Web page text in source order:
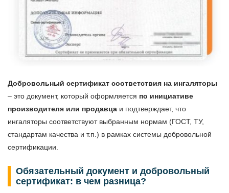
Добровольный сертификат соответствия на ингаляторы
– это документ, который оформляется по инициативе
производителя или продавца и подтверждает, что
ингаляторы соответствуют выбранным нормам (ГОСТ, ТУ,
стандартам качества и т.п.) в рамках системы добровольной
сертификации.
Обязательный документ и добровольный
сертификат: в чем разница?